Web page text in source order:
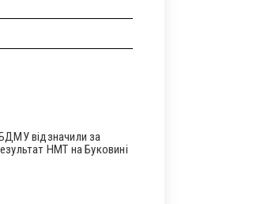
відзначили за
НМТ на Буковині